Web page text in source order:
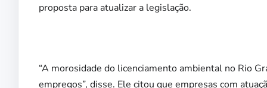
proposta para atualizar a legislação.
“A morosidade do licenciamento ambiental no Rio
empregos”, disse. Ele citou que empresas com